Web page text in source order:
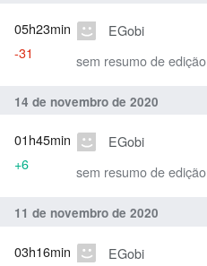
EGobi
sem resumo de edição
05h23min
-31
14 de novembro de 2020
EGobi
sem resumo de edição
01h45min
+6
11 de novembro de 2020
EGobi
03h16min